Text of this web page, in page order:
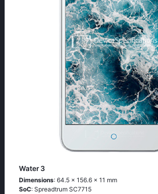
Water 3
Dimensions: 64.5 x 156.6 x 11 mm
SoC: Sрrеаdtrum SС7715